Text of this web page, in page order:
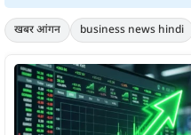
खबर आंगन business news hindi